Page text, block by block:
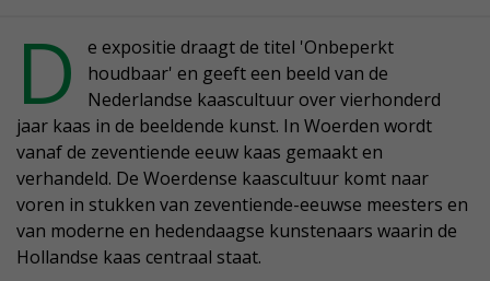
D
e expositie draagt de titel 'Onbeperkt
houdbaar' en geeft een beeld van de
Nederlandse kaascultuur over vierhonderd
jaar kaas in de beeldende kunst. In Woerden wordt
vanaf de zeventiende eeuw kaas gemaakt en
verhandeld. De Woerdense kaascultuur komt naar
voren in stukken van zeventiende-eeuwse meesters en
van moderne en hedendaagse kunstenaars waarin de
Hollandse kaas centraal staat.